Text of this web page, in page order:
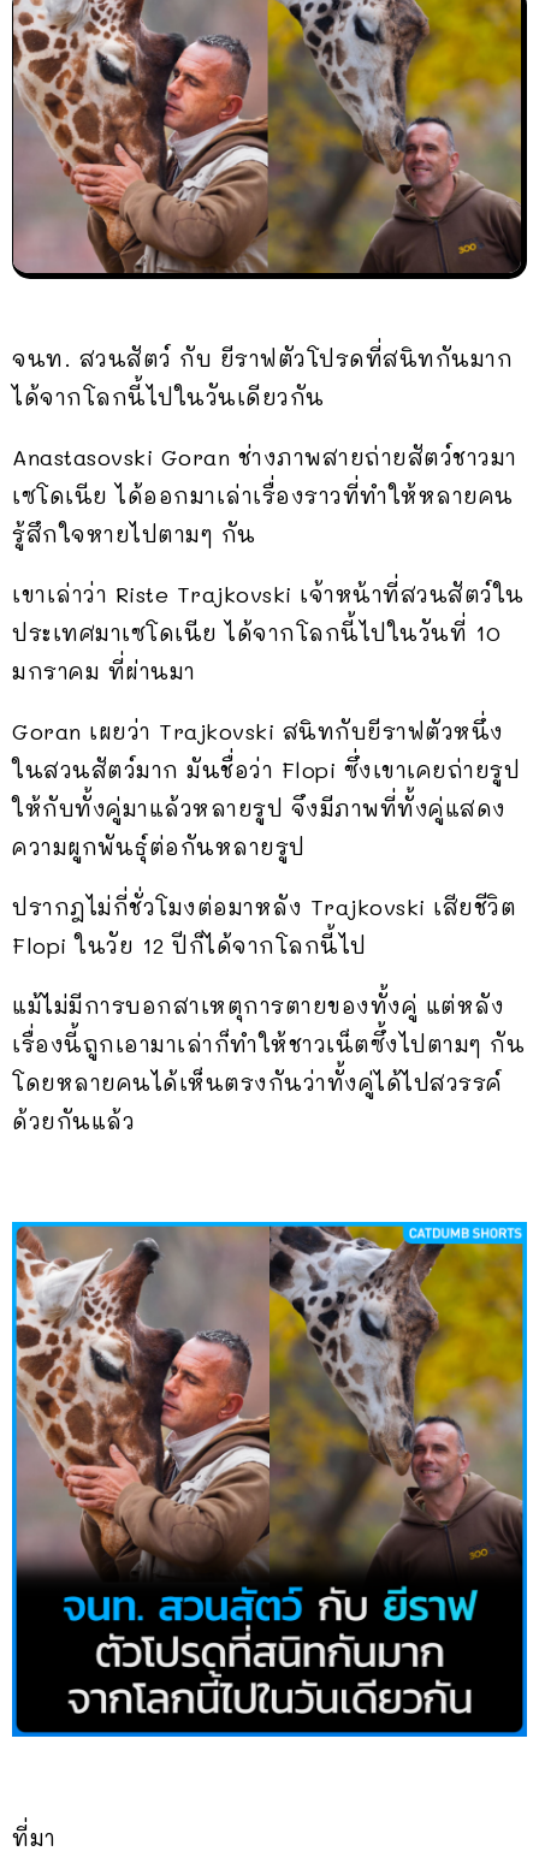
จนท. สวนสัตว์ กับ ยีราฟตัวโปรดที่สนิทกันมาก
ได้จากโลกนี้ไปในวันเดียวกัน
Anastasovski Goran ช่างภาพสายถ่ายสัตว์ชาวมา
เซโดเนีย ได้ออกมาเล่าเรื่องราวที่ทำให้หลายคน
รู้สึกใจหายไปตามๆ กัน
เขาเล่าว่า Riste Trajkovski เจ้าหน้าที่สวนสัตว์ใน
ประเทศมาเซโดเนีย ได้จากโลกนี้ไปในวันที่ 10
มกราคม ที่ผ่านมา
Goran เผยว่า Trajkovski สนิทกับยีราฟตัวหนึ่ง
ในสวนสัตว์มาก มันชื่อว่า Flopi ซึ่งเขาเคยถ่ายรูป
ให้กับทั้งคู่มาแล้วหลายรูป จึงมีภาพที่ทั้งคู่แสดง
ความผูกพันธุ์ต่อกันหลายรูป
ปรากฎไม่กี่ชั่วโมงต่อมาหลัง Trajkovski เสียชีวิต
Flopi ในวัย 12 ปีก็ได้จากโลกนี้ไป
แม้ไม่มีการบอกสาเหตุการตายของทั้งคู่ แต่หลัง
เรื่องนี้ถูกเอามาเล่าก็ทำให้ชาวเน็ตซึ้งไปตามๆ กัน
โดยหลายคนได้เห็นตรงกันว่าทั้งคู่ได้ไปสวรรค์
ด้วยกันแล้ว
ที่มา